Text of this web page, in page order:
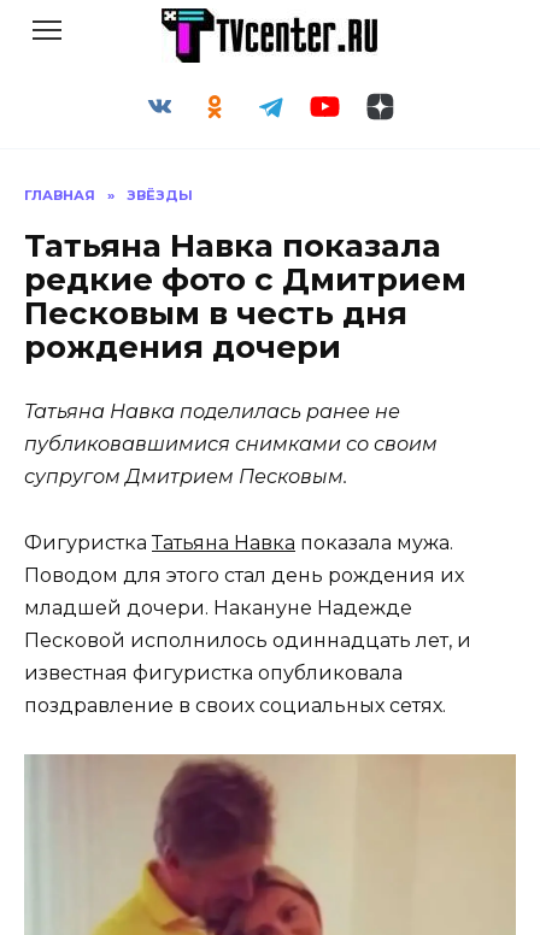
ГЛАВНАЯ » ЗВЁЗДЫ
Татьяна Навка показала
редкие фото с Дмитрием
Песковым в честь дня
рождения дочери
Татьяна Навка поделилась ранее не
публиковавшимися снимками со своим
супругом Дмитрием Песковым.
ФигуристкаТатьяна Навка показала мужа.
Поводом для этого стал день рождения их
младшей дочери. Накануне Надежде
Песковой исполнилось одиннадцать лет, и
известная фигуристка опубликовала
поздравление в своих социальных сетях.